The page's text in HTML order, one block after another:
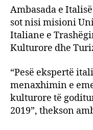
Ambasada e
sot nisi misioni
Italiane e
Kulturore dhe
“Pesë ekspertë
menaxhimin e
kulturore të
2019”, thekson